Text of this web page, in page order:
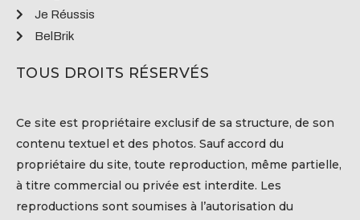
Je Réussis
BelBrik
TOUS DROITS RÉSERVÉS
Ce site est propriétaire exclusif de sa structure, de son
contenu textuel et des photos. Sauf accord du
propriétaire du site, toute reproduction, même partielle,
à titre commercial ou privée est interdite. Les
reproductions sont soumises à l’autorisation du